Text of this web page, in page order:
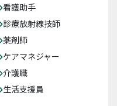
看護助手
診療放射線技師
薬剤師
ケアマネジャー
介護職
生活支援員